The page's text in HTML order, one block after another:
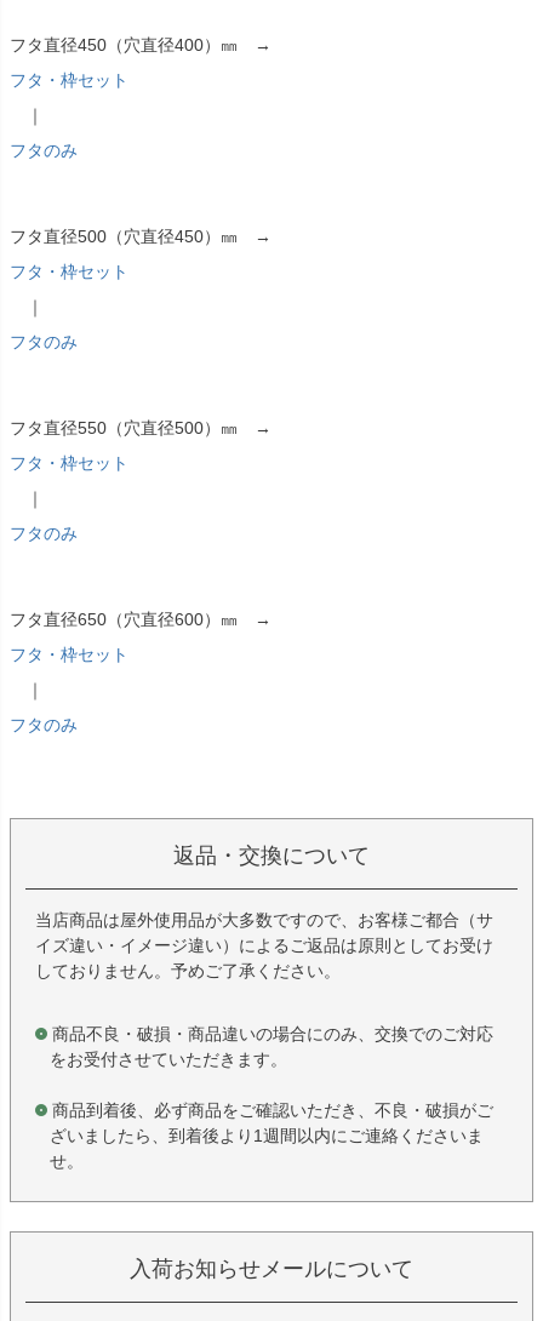
フタ直径450（穴直径400）㎜ →
フタ・枠セット
｜
フタのみ
フタ直径500（穴直径450）㎜ →
フタ・枠セット
｜
フタのみ
フタ直径550（穴直径500）㎜ →
フタ・枠セット
｜
フタのみ
フタ直径650（穴直径600）㎜ →
フタ・枠セット
｜
フタのみ
返品・交換について
当店商品は屋外使用品が大多数ですので、お客様ご都合（サ
イズ違い・イメージ違い）によるご返品は原則としてお受け
しておりません。予めご了承ください。
商品不良・破損・商品違いの場合にのみ、交換でのご対応
をお受付させていただきます。
商品到着後、必ず商品をご確認いただき、不良・破損がご
ざいましたら、到着後より1週間以内にご連絡くださいま
せ。
入荷お知らせメールについて